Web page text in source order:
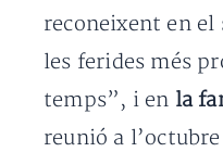
reconeixent en el
les ferides més
temps”, i en la
reunió a